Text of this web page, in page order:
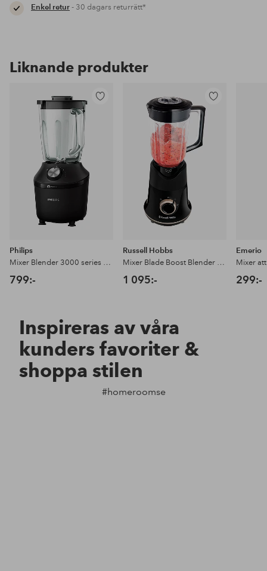
Enkel retur- 30 dagars returrätt*
Liknande produkter
Philips
Mixer Blender 3000 series HR2291
799:-
Lägg
till
Russell Hobbs
Mixer Blade Boost Blender 26710-56
1 095:-
Emerio
Mixer
299:-
Inspireras av våra
kunders favoriter &
shoppa stilen
#homeroomse